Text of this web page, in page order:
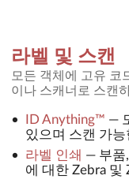
라벨 및 스캔
모든 객체에 고유 코
이나 스캐너로 스캔
ID Anything™ —
있으며 스캔 가
라벨 인쇄 — 부품
에 대한 Zebra 및